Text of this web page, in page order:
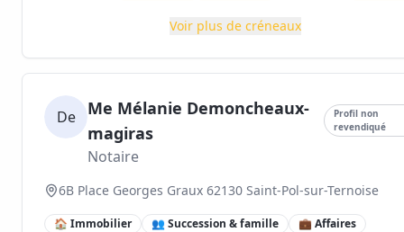
Voir plus de créneaux
De
Me Mélanie Demoncheaux-
magiras
Profil non
revendiqué
Notaire
6B Place Georges Graux 62130 Saint-Pol-sur-Ternoise
🏠 Immobilier 👥 Succession & famille
💼 Affaires